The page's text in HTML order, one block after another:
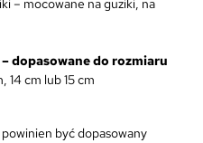
dopasowane do rozmiaru
14 cm lub 15 cm
być dopasowany